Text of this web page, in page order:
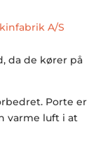
A/S
da de kører på
Porte er
varme luft i at